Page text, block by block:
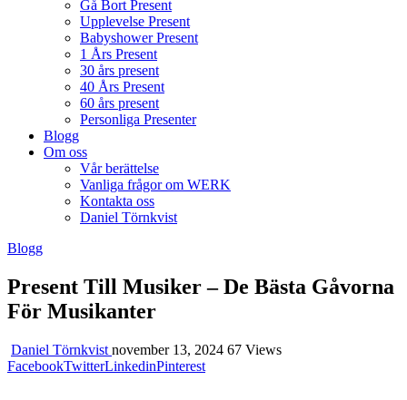
Gå Bort Present
Upplevelse Present
Babyshower Present
1 Års Present
30 års present
40 Års Present
60 års present
Personliga Presenter
Blogg
Om oss
Vår berättelse
Vanliga frågor om WERK
Kontakta oss
Daniel Törnkvist
Blogg
Present Till Musiker – De Bästa Gåvorna
För Musikanter
Daniel Törnkvist november 13, 2024 67 Views
FacebookTwitterLinkedinPinterest